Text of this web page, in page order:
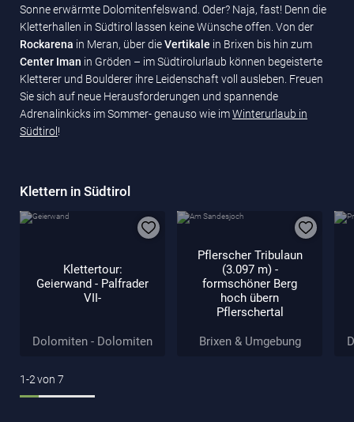
Sonne erwärmte Dolomitenfelswand. Oder? Naja, fast! Denn die
Kletterhallen in Südtirol lassen keine Wünsche offen. Von der
Rockarena in Meran, über dieVertikale in Brixen bis hin zum
Center Iman in Gröden – im Südtirolurlaub können begeisterte
Kletterer und Boulderer ihre Leidenschaft voll ausleben. Freuen
Sie sich auf neue Herausforderungen und spannende
Adrenalinkicks im Sommer- genauso wie imWinterurlaub in
Südtirol !
Klettern in Südtirol
Klettertour:
Geierwand - Palfrader
VII-
Dolomiten - Dolomiten
Pflerscher Tribulaun
(3.097 m) -
formschöner Berg
hoch übern
Pflerschertal
Brixen & Umgebung
1-2von 7